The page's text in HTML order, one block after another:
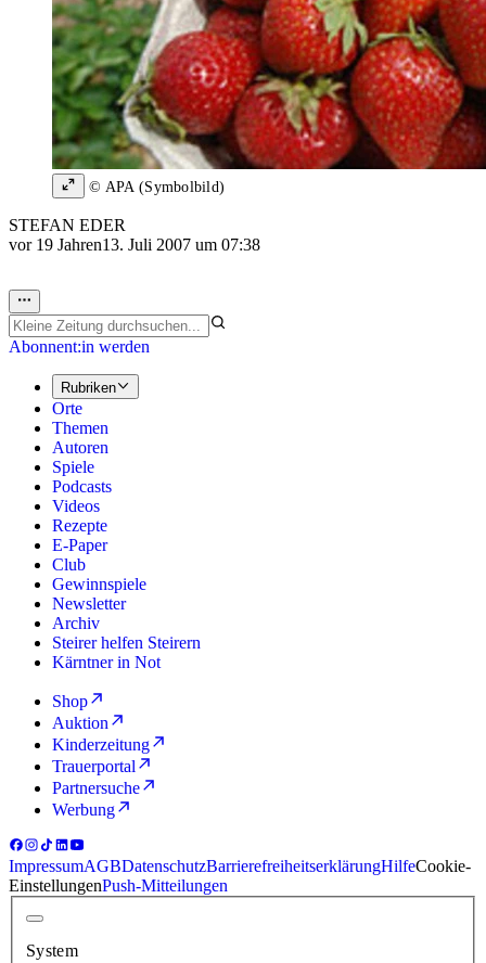
© APA (Symbolbild)
STEFAN EDER
vor 19 Jahren13. Juli 2007 um 07:38
Abonnent:in werden
Rubriken
Orte
Themen
Autoren
Spiele
Podcasts
Videos
Rezepte
E-Paper
Club
Gewinnspiele
Newsletter
Archiv
Steirer helfen Steirern
Kärntner in Not
Shop
Auktion
Kinderzeitung
Trauerportal
Partnersuche
Werbung
ImpressumAGBDatenschutzBarrierefreiheitserklärungHilfeCookie-
EinstellungenPush-Mitteilungen
System